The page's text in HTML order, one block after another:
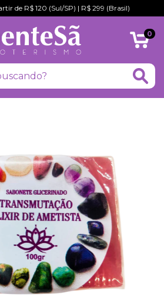
de R$ 120 (Sul/SP) | R$ 299 (Brasil)
0